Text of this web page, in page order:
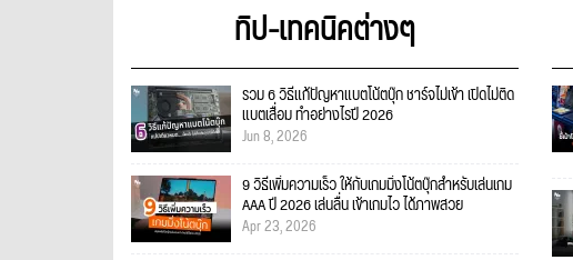
ทิป-เทคนิคต่างๆ
รวม 6 วิธีแก้ปัญหาแบตโน้ตบุ๊ก ชาร์จไม่เข้า เปิดไม่ติด
แบตเสื่อม ทำอย่างไรปี 2026
Jun 8, 2026
9 วิธีเพิ่มความเร็ว ให้กับเกมมิ่งโน้ตบุ๊กสำหรับเล่นเกม
AAA ปี 2026 เล่นลื่น เข้าเกมไว ได้ภาพสวย
Apr 23, 2026